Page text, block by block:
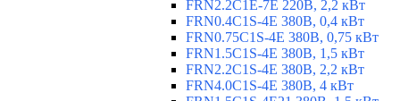
FRN2.2C1E-7E 220В, 2,2 кВт
FRN0.4C1S-4E 380В, 0,4 кВт
FRN0.75C1S-4E 380В, 0,75 кВт
FRN1.5C1S-4E 380В, 1,5 кВт
FRN2.2C1S-4E 380В, 2,2 кВт
FRN4.0C1S-4E 380В, 4 кВт